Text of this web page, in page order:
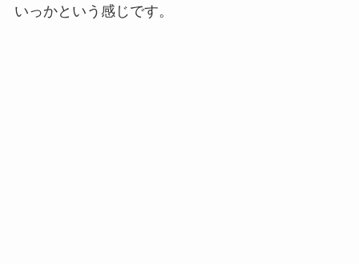
いっかという感じです。